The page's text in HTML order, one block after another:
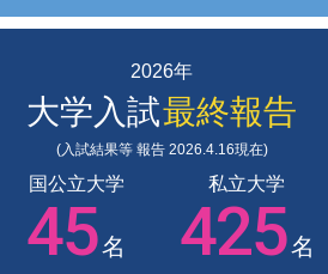
2026年
大学入試最終報告
(入試結果等 報告 2026.4.16現在)
国公立大学 私立大学
45名 425名